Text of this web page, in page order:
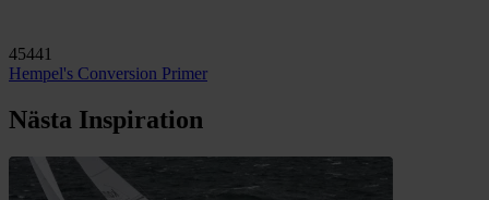
45441
Hempel's Conversion Primer
Nästa Inspiration